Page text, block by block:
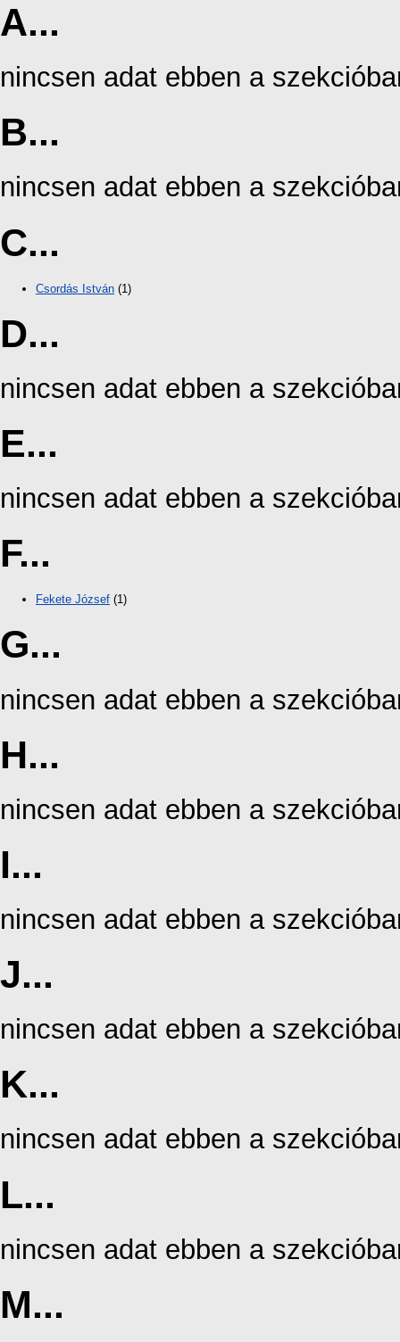
A...
nincsen adat ebben a
B...
nincsen adat ebben a
C...
Csordás István (1)
D...
nincsen adat ebben a
E...
nincsen adat ebben a
F...
Fekete József (1)
G...
nincsen adat ebben a
H...
nincsen adat ebben a
I...
nincsen adat ebben a
J...
nincsen adat ebben a
K...
nincsen adat ebben a
L...
nincsen adat ebben a
M...